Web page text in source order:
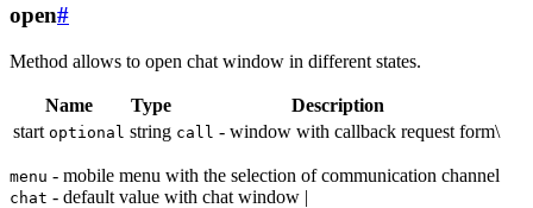
open#
Method allows to open chat window in different states.
Name Type
Description
start optional string call - window with callback request form\
menu - mobile menu with the selection of communication channel
chat - default value with chat window |